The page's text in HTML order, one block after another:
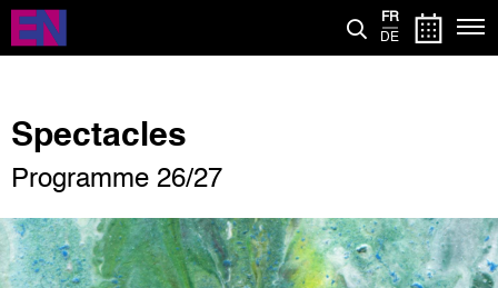
Aller
contenu
FR
DE
Spectacles
Programme 26/27